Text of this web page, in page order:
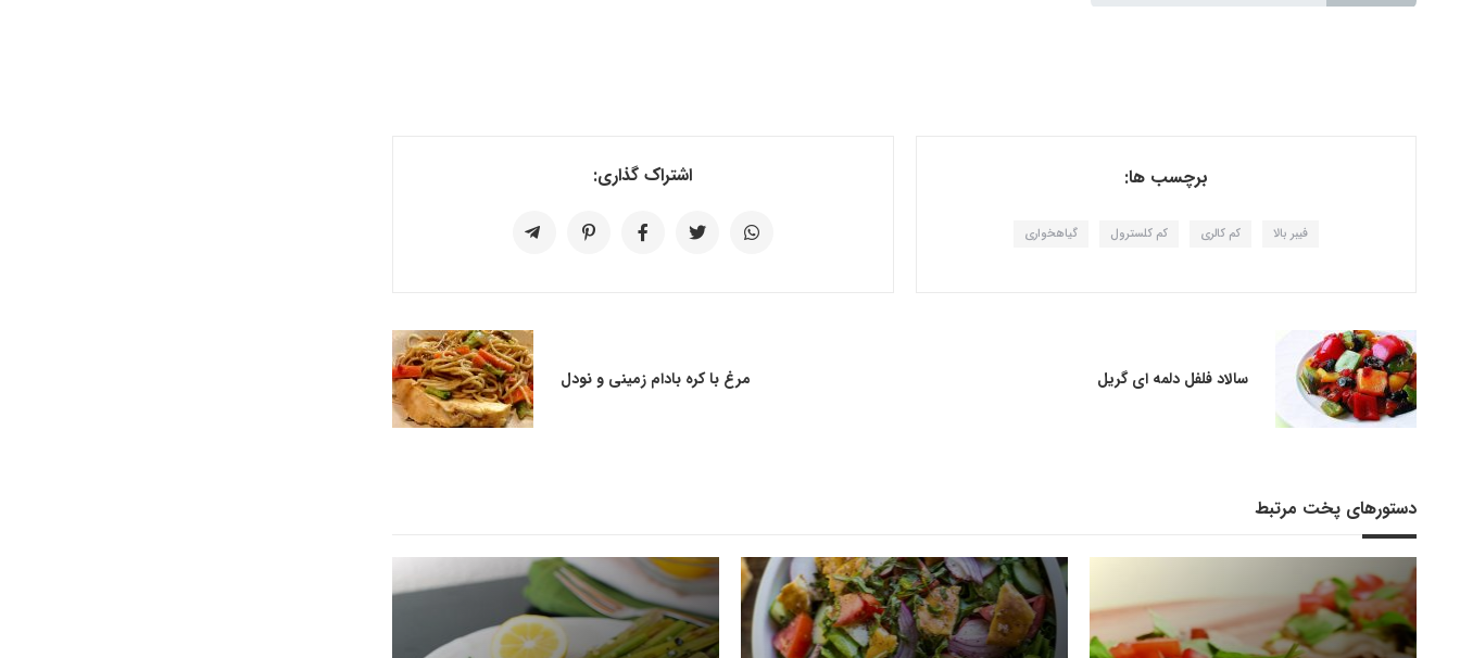
برچسب ها:
فیبر بالا کم کالری کم کلسترول گیاهخواری
اشتراک گذاری:
سالاد فلفل دلمه ای گریل مرغ با کره بادام زمینی و نودل
دستورهای پخت مرتبط